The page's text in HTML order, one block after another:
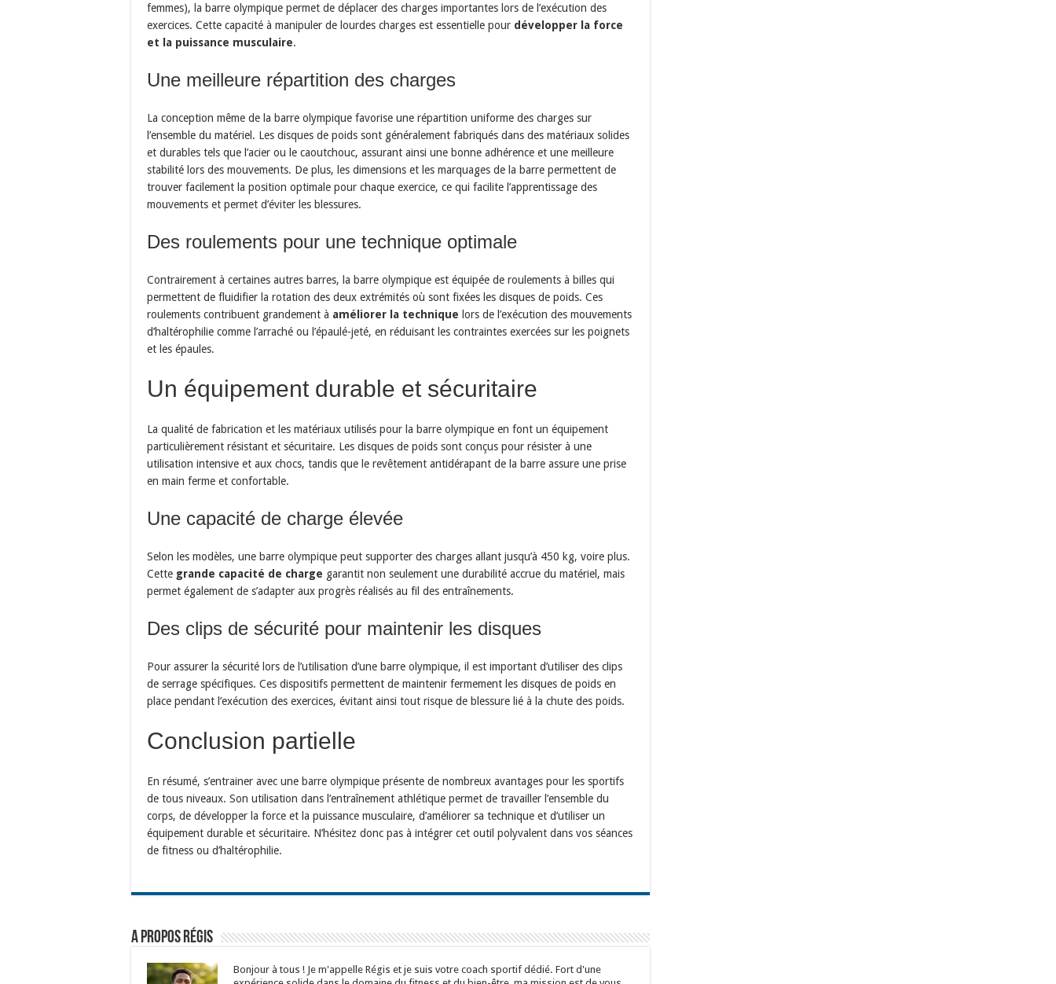
femmes), la barre olympique permet de déplacer des charges importantes lors de l’exécution des
exercices. Cette capacité à manipuler de lourdes charges est essentielle pour développer la force
et la puissance musculaire.
Une meilleure répartition des charges
La conception même de la barre olympique favorise une répartition uniforme des charges sur
l’ensemble du matériel. Les disques de poids sont généralement fabriqués dans des matériaux solides
et durables tels que l’acier ou le caoutchouc, assurant ainsi une bonne adhérence et une meilleure
stabilité lors des mouvements. De plus, les dimensions et les marquages de la barre permettent de
trouver facilement la position optimale pour chaque exercice, ce qui facilite l’apprentissage des
mouvements et permet d’éviter les blessures.
Des roulements pour une technique optimale
Contrairement à certaines autres barres, la barre olympique est équipée de roulements à billes qui
permettent de fluidifier la rotation des deux extrémités où sont fixées les disques de poids. Ces
roulements contribuent grandement à améliorer la technique lors de l’exécution des mouvements
d’haltérophilie comme l’arraché ou l’épaulé-jeté, en réduisant les contraintes exercées sur les poignets
et les épaules.
Un équipement durable et sécuritaire
La qualité de fabrication et les matériaux utilisés pour la barre olympique en font un équipement
particulièrement résistant et sécuritaire. Les disques de poids sont conçus pour résister à une
utilisation intensive et aux chocs, tandis que le revêtement antidérapant de la barre assure une prise
en main ferme et confortable.
Une capacité de charge élevée
Selon les modèles, une barre olympique peut supporter des charges allant jusqu’à 450 kg, voire plus.
Cette grande capacité de charge garantit non seulement une durabilité accrue du matériel, mais
permet également de s’adapter aux progrès réalisés au fil des entraînements.
Des clips de sécurité pour maintenir les disques
Pour assurer la sécurité lors de l’utilisation d’une barre olympique, il est important d’utiliser des clips
de serrage spécifiques. Ces dispositifs permettent de maintenir fermement les disques de poids en
place pendant l’exécution des exercices, évitant ainsi tout risque de blessure lié à la chute des poids.
Conclusion partielle
En résumé, s’entrainer avec une barre olympique présente de nombreux avantages pour les sportifs
de tous niveaux. Son utilisation dans l’entraînement athlétique permet de travailler l’ensemble du
corps, de développer la force et la puissance musculaire, d’améliorer sa technique et d’utiliser un
équipement durable et sécuritaire. N’hésitez donc pas à intégrer cet outil polyvalent dans vos séances
de fitness ou d’haltérophilie.
A propos Régis
Bonjour à tous ! Je m'appelle Régis et je suis votre coach sportif dédié. Fort d'une